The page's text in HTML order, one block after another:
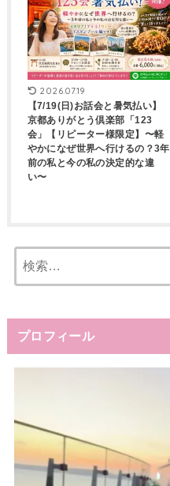
2026.07.19
【7/19(日)お話会と暑気払い】
京都ありがとう倶楽部「123
会」【リピーター様限定】〜軽
やかになぜ世界へ行けるの？3年
前の私と今の私の決定的な違
い〜
プロフィール